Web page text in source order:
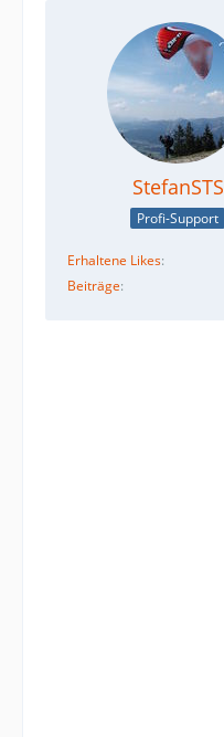
StefanSTS
Profi-Support
Erhaltene Likes
Beiträge